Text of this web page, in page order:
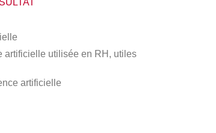
artificielle utilisée en RH, utiles
artificielle